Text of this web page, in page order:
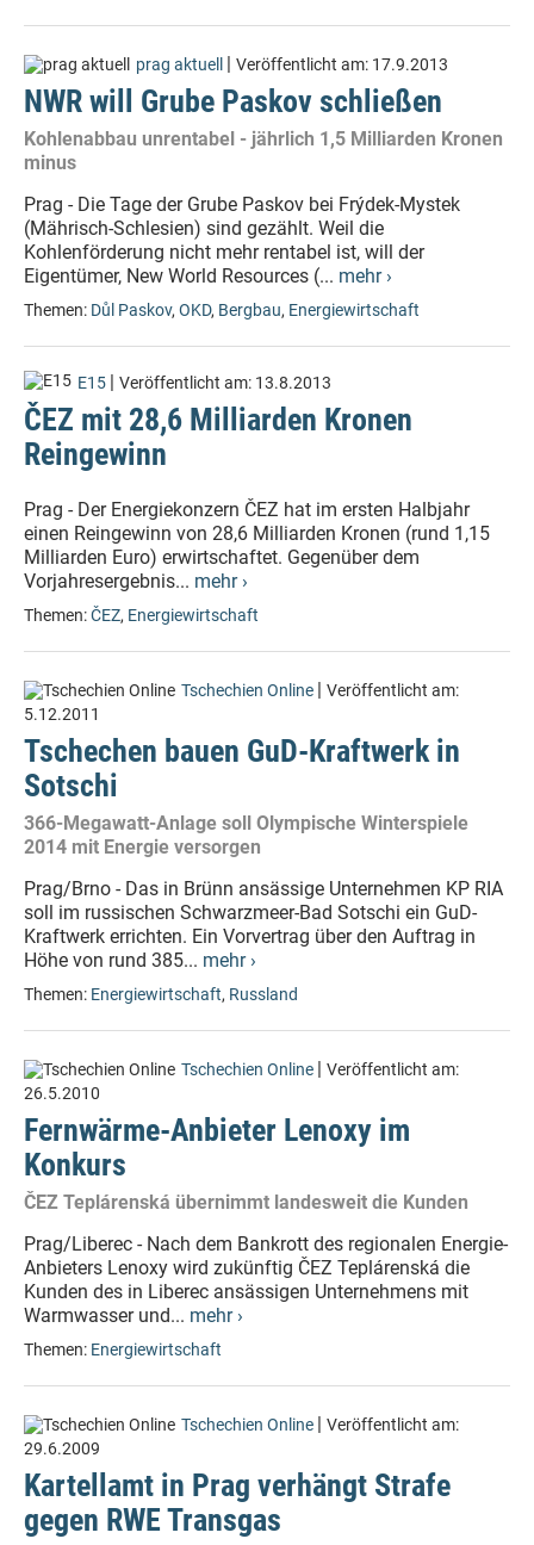
prag aktuell | Veröffentlicht am: 17.9.2013
NWR will Grube Paskov schließen
Kohlenabbau unrentabel - jährlich 1,5 Milliarden Kronen
minus
Prag - Die Tage der Grube Paskov bei Frýdek-Mystek
(Mährisch-Schlesien) sind gezählt. Weil die
Kohlenförderung nicht mehr rentabel ist, will der
Eigentümer, New World Resources (... mehr ›
Themen: Důl Paskov, OKD, Bergbau, Energiewirtschaft
E15 | Veröffentlicht am: 13.8.2013
ČEZ mit 28,6 Milliarden Kronen
Reingewinn
Prag - Der Energiekonzern ČEZ hat im ersten Halbjahr
einen Reingewinn von 28,6 Milliarden Kronen (rund 1,15
Milliarden Euro) erwirtschaftet. Gegenüber dem
Vorjahresergebnis... mehr ›
Themen:ČEZ, Energiewirtschaft
Tschechien Online | Veröffentlicht am:
5.12.2011
Tschechen bauen GuD-Kraftwerk in
Sotschi
366-Megawatt-Anlage soll Olympische Winterspiele
2014 mit Energie versorgen
Prag/Brno - Das in Brünn ansässige Unternehmen KP RIA
soll im russischen Schwarzmeer-Bad Sotschi ein GuD-
Kraftwerk errichten. Ein Vorvertrag über den Auftrag in
Höhe von rund 385... mehr ›
Themen: Energiewirtschaft, Russland
Tschechien Online | Veröffentlicht am:
26.5.2010
Fernwärme-Anbieter Lenoxy im
Konkurs
ČEZ Teplárenská übernimmt landesweit die Kunden
Prag/Liberec - Nach dem Bankrott des regionalen Energie-
Anbieters Lenoxy wird zukünftig ČEZ Teplárenská die
Kunden des in Liberec ansässigen Unternehmens mit
Warmwasser und... mehr ›
Themen: Energiewirtschaft
Tschechien Online | Veröffentlicht am:
29.6.2009
Kartellamt in Prag verhängt Strafe
gegen RWE Transgas